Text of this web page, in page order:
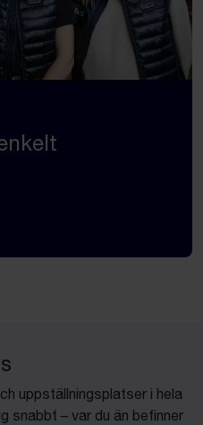
uppställningsplatser i hela
snabbt – var du än befinner